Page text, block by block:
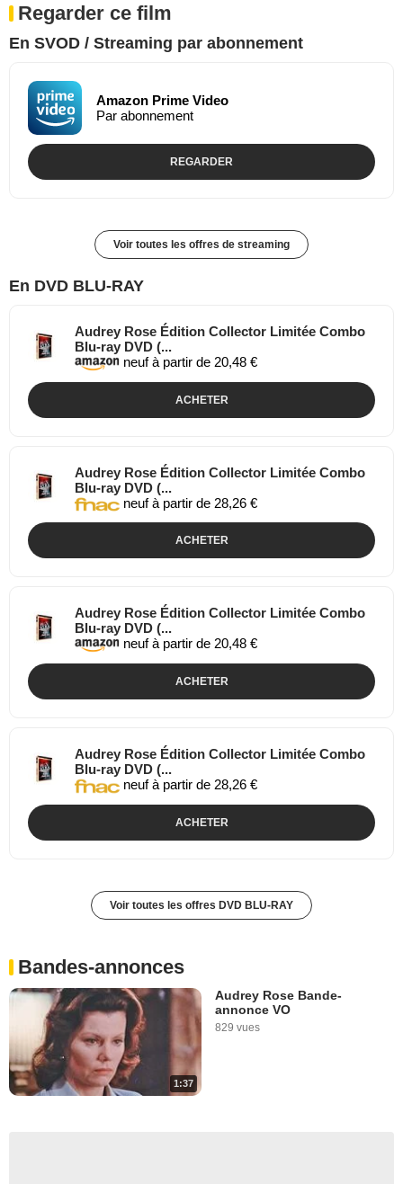
Regarder ce film
En SVOD / Streaming par abonnement
Amazon Prime Video
Par abonnement
REGARDER
Voir toutes les offres de streaming
En DVD BLU-RAY
Audrey Rose Édition Collector Limitée Combo
Blu-ray DVD (...
neuf à partir de 20,48 €
ACHETER
Audrey Rose Édition Collector Limitée Combo
Blu-ray DVD (...
neuf à partir de 28,26 €
ACHETER
Audrey Rose Édition Collector Limitée Combo
Blu-ray DVD (...
neuf à partir de 20,48 €
ACHETER
Audrey Rose Édition Collector Limitée Combo
Blu-ray DVD (...
neuf à partir de 28,26 €
ACHETER
Voir toutes les offres DVD BLU-RAY
Bandes-annonces
1:37
Audrey Rose Bande-
annonce VO
829 vues